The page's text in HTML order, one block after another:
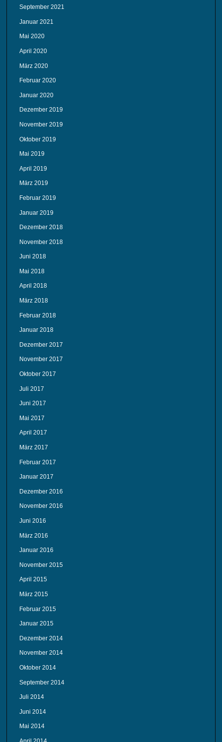
September 2021
Januar 2021
Mai 2020
April 2020
März 2020
Februar 2020
Januar 2020
Dezember 2019
November 2019
Oktober 2019
Mai 2019
April 2019
März 2019
Februar 2019
Januar 2019
Dezember 2018
November 2018
Juni 2018
Mai 2018
April 2018
März 2018
Februar 2018
Januar 2018
Dezember 2017
November 2017
Oktober 2017
Juli 2017
Juni 2017
Mai 2017
April 2017
März 2017
Februar 2017
Januar 2017
Dezember 2016
November 2016
Juni 2016
März 2016
Januar 2016
November 2015
April 2015
März 2015
Februar 2015
Januar 2015
Dezember 2014
November 2014
Oktober 2014
September 2014
Juli 2014
Juni 2014
Mai 2014